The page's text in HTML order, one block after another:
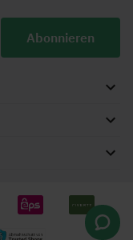
Abonnieren